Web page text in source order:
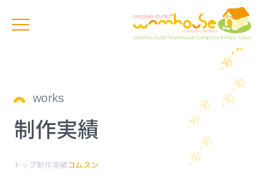
works
制作実績
トップ制作実績コムスン